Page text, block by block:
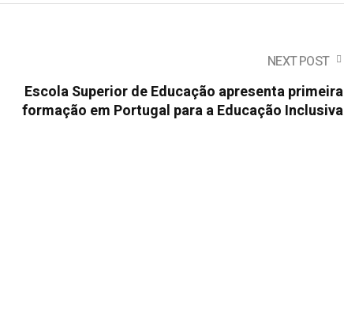
NEXT POST
Escola Superior de Educação apresenta primeira
formação em Portugal para a Educação Inclusiva